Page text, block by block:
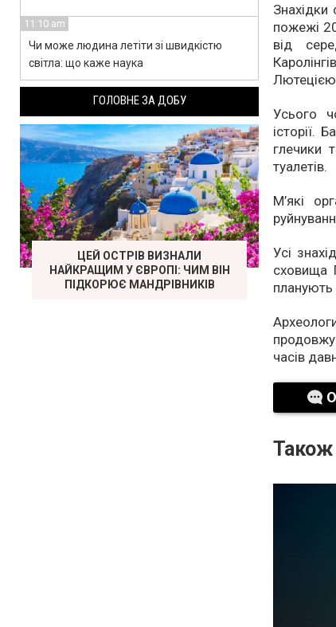
Знахідки
пожежі
від
Усього
історії.
глечики
туалетів.
М’які
Усі
сховища
планують
часів
Також
11:10 am
Чи може людина летіти зі швидкістю
світла: що каже наука
ГОЛОВНЕ ЗА ДОБУ
ЦЕЙ ОСТРІВ ВИЗНАЛИ
НАЙКРАЩИМ У ЄВРОПІ: ЧИМ ВІН
ПІДКОРЮЄ МАНДРІВНИКІВ